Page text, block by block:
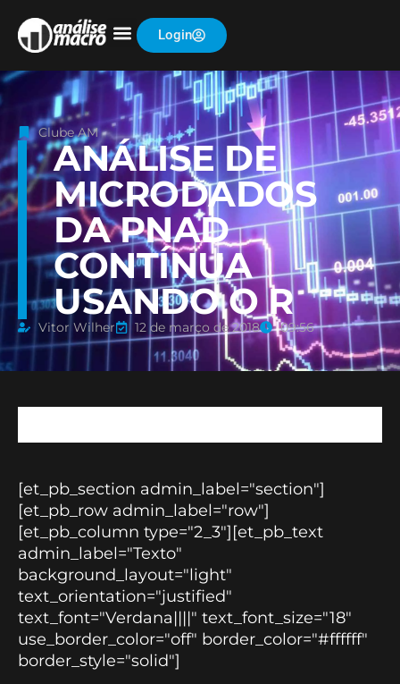
Login
Clube AM
ANÁLISE DE
MICRODADOS
DA PNAD
CONTÍNUA
USANDO O R
Vitor Wilher 12 de março de 2018 09:56
[et_pb_section admin_label="section"]
[et_pb_row admin_label="row"]
[et_pb_column type="2_3"][et_pb_text
admin_label="Texto"
background_layout="light"
text_orientation="justified"
text_font="Verdana||||" text_font_size="18"
use_border_color="off" border_color="#ffffff"
border_style="solid"]